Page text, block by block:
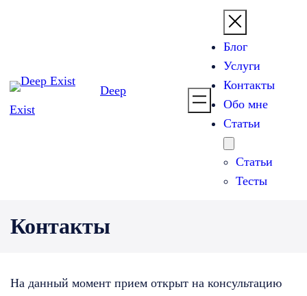
Deep
Exist
Блог
Услуги
Контакты
Обо мне
Статьи
Статьи
Тесты
Контакты
На данный момент прием открыт на консультацию